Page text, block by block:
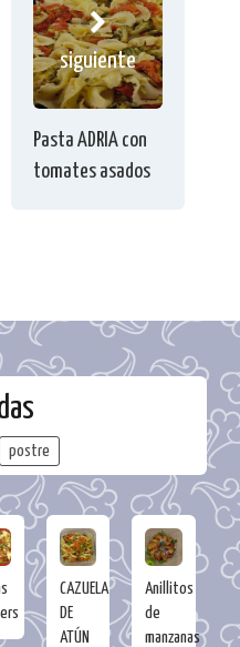
siguiente
Pasta ADRIA con
tomates asados
postre
CAZUELA
DE
ATÚN
Anillitos
de
manzanas